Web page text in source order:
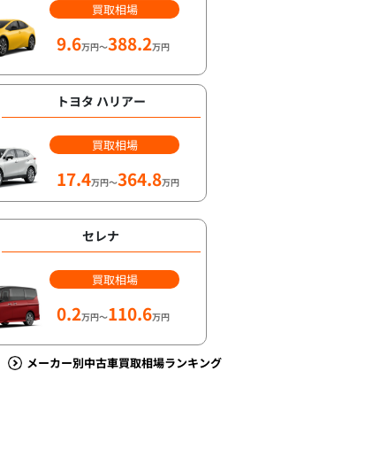
買取相場
9.6万円～388.2万円
トヨタ ハリアー
買取相場
17.4万円～364.8万円
セレナ
買取相場
0.2万円～110.6万円
メーカー別中古車買取相場ランキング